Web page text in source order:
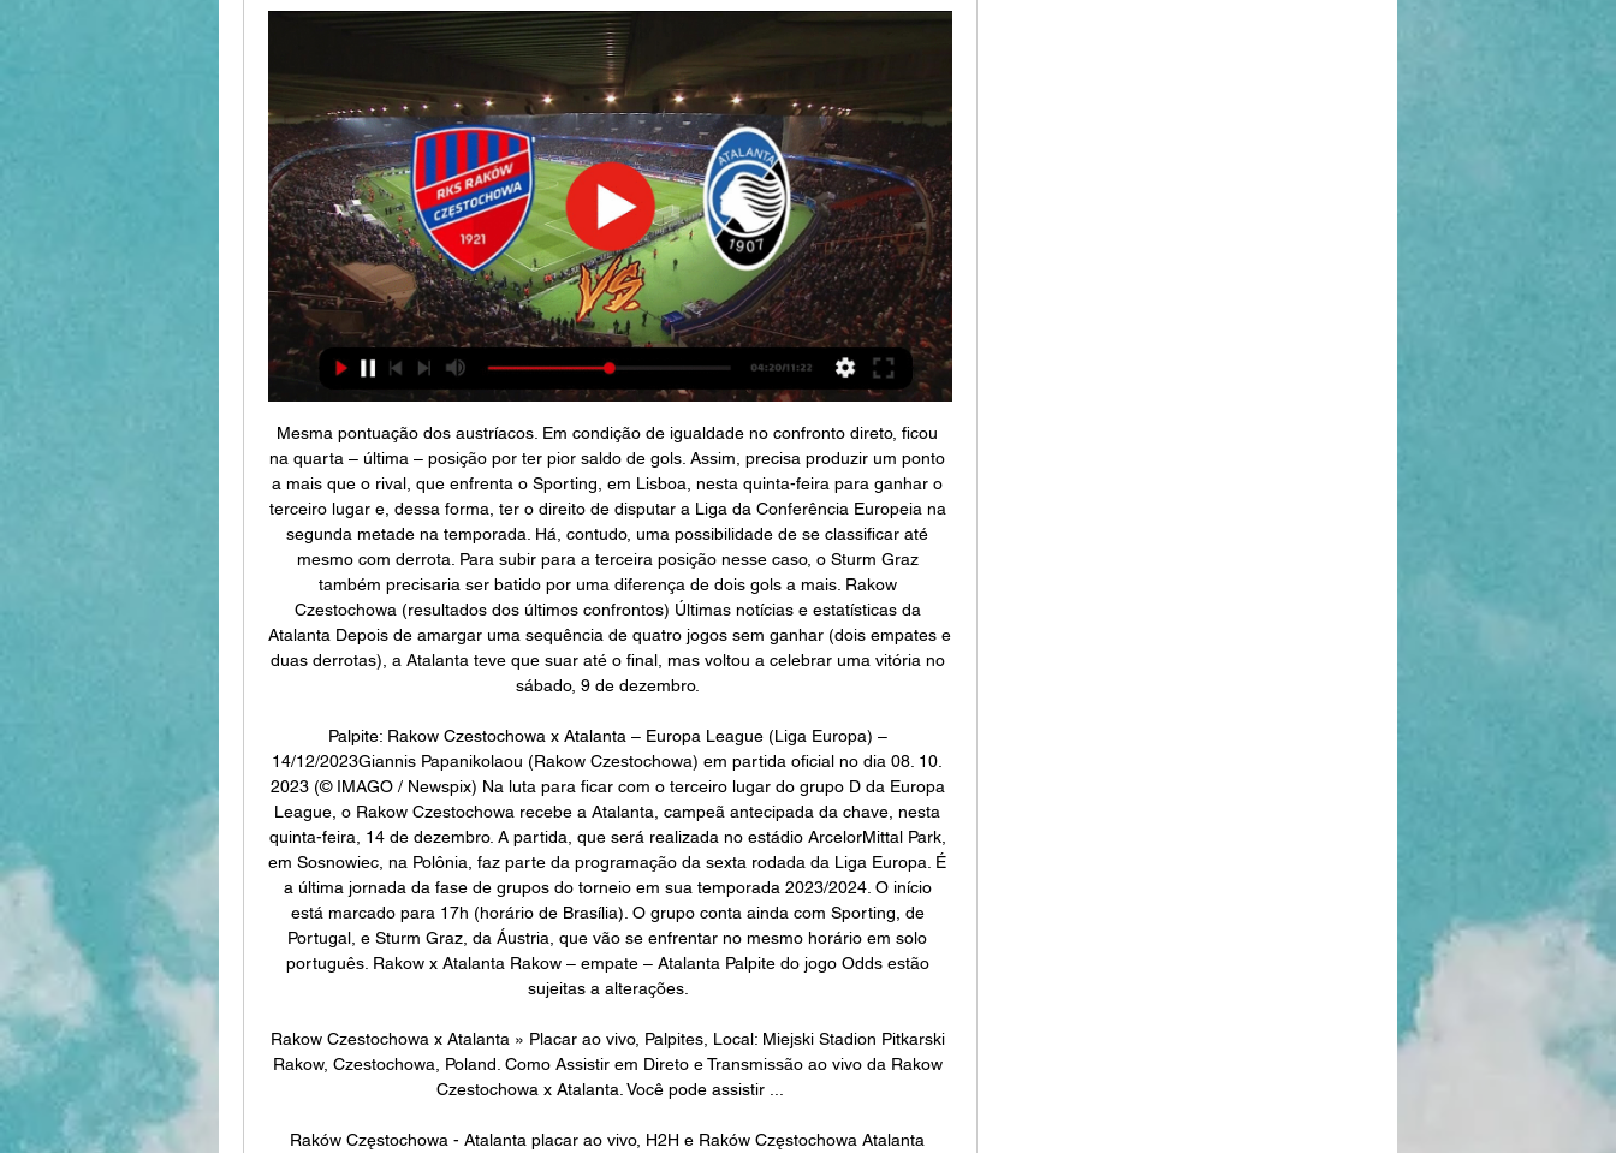
Mesma pontuação dos austríacos. Em condição de igualdade no confronto direto, ficou
na quarta – última – posição por ter pior saldo de gols. Assim, precisa produzir um ponto
a mais que o rival, que enfrenta o Sporting, em Lisboa, nesta quinta-feira para ganhar o
terceiro lugar e, dessa forma, ter o direito de disputar a Liga da Conferência Europeia na
segunda metade na temporada. Há, contudo, uma possibilidade de se classificar até
mesmo com derrota. Para subir para a terceira posição nesse caso, o Sturm Graz
também precisaria ser batido por uma diferença de dois gols a mais. Rakow
Czestochowa (resultados dos últimos confrontos) Últimas notícias e estatísticas da
Atalanta Depois de amargar uma sequência de quatro jogos sem ganhar (dois empates e
duas derrotas), a Atalanta teve que suar até o final, mas voltou a celebrar uma vitória no
sábado, 9 de dezembro.
Palpite: Rakow Czestochowa x Atalanta – Europa League (Liga Europa) –
14/12/2023Giannis Papanikolaou (Rakow Czestochowa) em partida oficial no dia 08. 10.
2023 (© IMAGO / Newspix) Na luta para ficar com o terceiro lugar do grupo D da Europa
League, o Rakow Czestochowa recebe a Atalanta, campeã antecipada da chave, nesta
quinta-feira, 14 de dezembro. A partida, que será realizada no estádio ArcelorMittal Park,
em Sosnowiec, na Polônia, faz parte da programação da sexta rodada da Liga Europa. É
a última jornada da fase de grupos do torneio em sua temporada 2023/2024. O início
está marcado para 17h (horário de Brasília). O grupo conta ainda com Sporting, de
Portugal, e Sturm Graz, da Áustria, que vão se enfrentar no mesmo horário em solo
português. Rakow x Atalanta Rakow – empate – Atalanta Palpite do jogo Odds estão
sujeitas a alterações.
Rakow Czestochowa x Atalanta » Placar ao vivo, Palpites, Local: Miejski Stadion Pitkarski
Rakow, Czestochowa, Poland. Como Assistir em Direto e Transmissão ao vivo da Rakow
Czestochowa x Atalanta. Você pode assistir ...
Raków Częstochowa - Atalanta placar ao vivo, H2H e Raków Częstochowa Atalanta